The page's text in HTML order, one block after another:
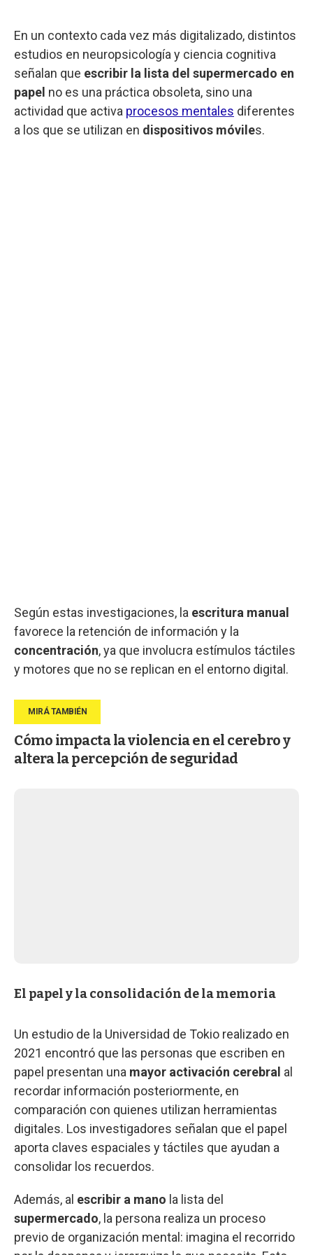
En un contexto cada vez más digitalizado, distintos
estudios en neuropsicología y ciencia cognitiva
señalan que escribir la lista del supermercado en
papel no es una práctica obsoleta, sino una
actividad que activa procesos mentales diferentes
a los que se utilizan en dispositivos móviles.
Según estas investigaciones, la escritura manual
favorece la retención de información y la
concentración, ya que involucra estímulos táctiles
y motores que no se replican en el entorno digital.
Cómo impacta la violencia en el cerebro y
altera la percepción de seguridad
El papel y la consolidación de la memoria
Un estudio de la Universidad de Tokio realizado en
2021 encontró que las personas que escriben en
papel presentan una mayor activación cerebral al
recordar información posteriormente, en
comparación con quienes utilizan herramientas
digitales. Los investigadores señalan que el papel
aporta claves espaciales y táctiles que ayudan a
consolidar los recuerdos.
Además, al escribir a mano la lista del
supermercado, la persona realiza un proceso
previo de organización mental: imagina el recorrido